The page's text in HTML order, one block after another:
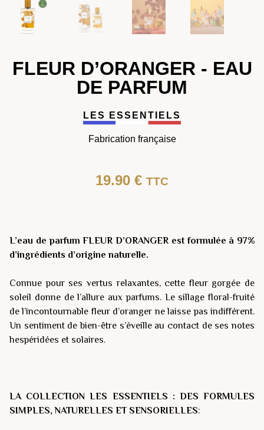
FLEUR D’ORANGER - EAU
DE PARFUM
LES ESSENTIELS
Fabrication française
19.90 € TTC
L’eau de parfum FLEUR D’ORANGER est formulée à 97%
d’ingrédients d’origine naturelle.
Connue pour ses vertus relaxantes, cette fleur gorgée de
soleil donne de l’allure aux parfums. Le sillage floral-fruité
de l’incontournable fleur d’oranger ne laisse pas indifférent.
Un sentiment de bien-être s’éveille au contact de ses notes
hespéridées et solaires.
LA COLLECTION LES ESSENTIELS : DES FORMULES
SIMPLES, NATURELLES ET SENSORIELLES: